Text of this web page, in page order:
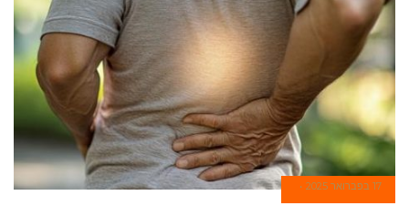
17 בפברואר 2025